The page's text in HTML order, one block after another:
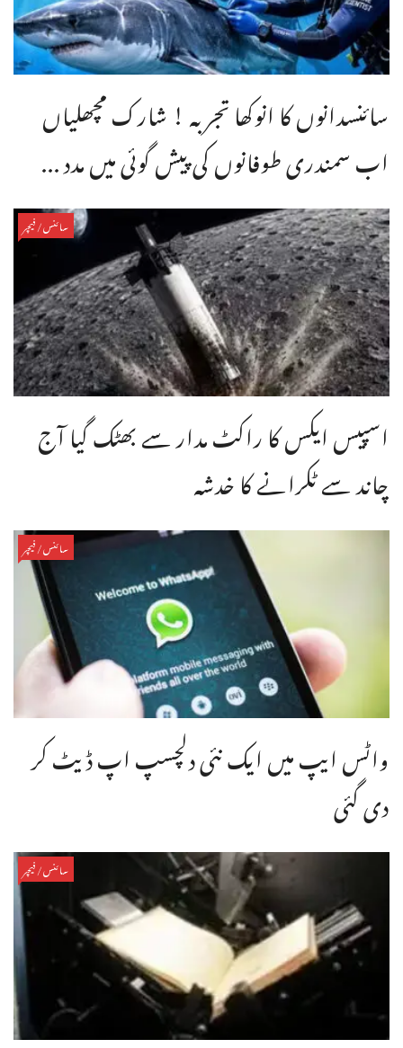
سائنسدانوں کا انوکھا تجربہ ! شارک مچھلیاں
اب سمندری طوفانوں کی پیش گوئی میں مدد ...
سائنس/فیچر
اسپیس ایکس کا راکٹ مدار سے بھٹک گیا آج
چاند سے ٹکرانے کا خدشہ
سائنس/فیچر
واٹس ایپ میں ایک نئی دلچسپ اپ ڈیٹ کر
دی گئی
سائنس/فیچر